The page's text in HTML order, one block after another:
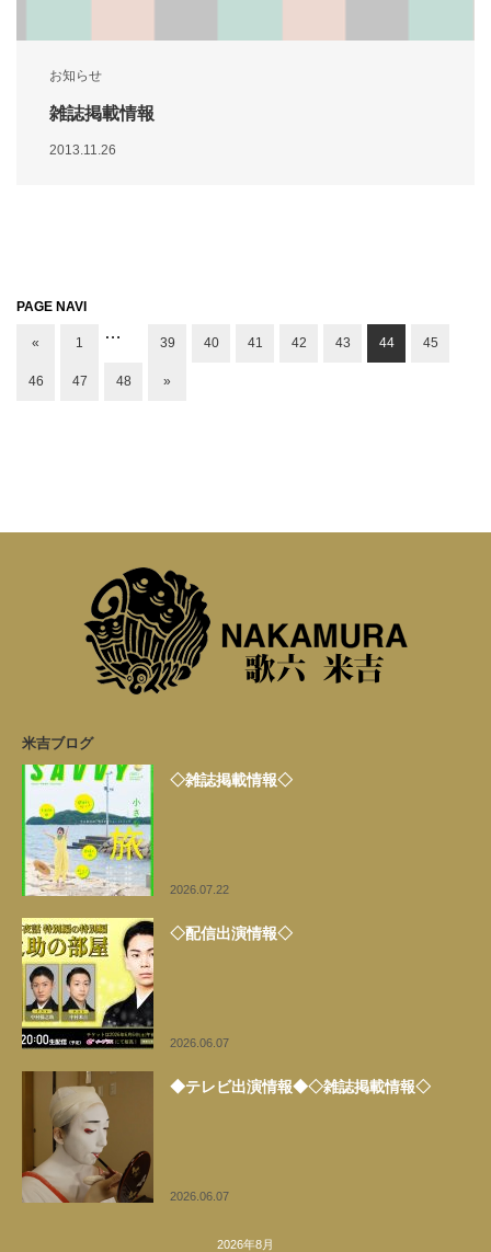
お知らせ
雑誌掲載情報
2013.11.26
PAGE NAVI
« 1
…
39 40 41 42 43 44 45
46 47 48 »
米吉ブログ
◇雑誌掲載情報◇
2026.07.22
◇配信出演情報◇
2026.06.07
◆テレビ出演情報◆◇雑誌掲載情報◇
2026.06.07
2026年8月